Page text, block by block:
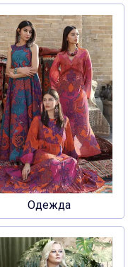
Одежда